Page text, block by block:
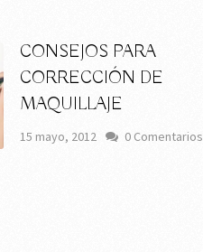
CONSEJOS PARA
CORRECCIÓN DE
MAQUILLAJE
15 mayo, 2012 0 Comentarios